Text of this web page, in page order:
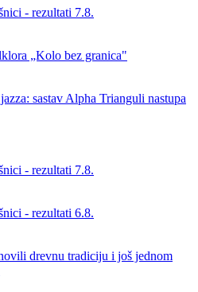
- rezultati 7.8.
„Kolo bez granica"
sastav Alpha Trianguli nastupa
- rezultati 7.8.
- rezultati 6.8.
drevnu tradiciju i još jednom